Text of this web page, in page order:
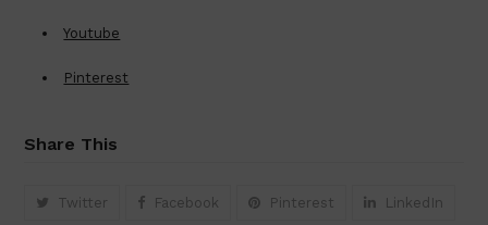
Youtube
Pinterest
Share This
Twitter Facebook Pinterest LinkedIn